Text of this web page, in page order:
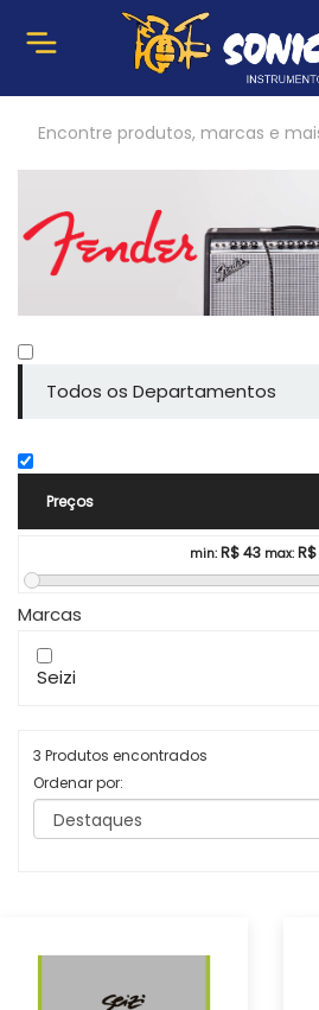
Todos os Departamentos
Preços
min: R$43 max: R$
Marcas
Seizi
3 Produtos encontrados
Ordenar por: